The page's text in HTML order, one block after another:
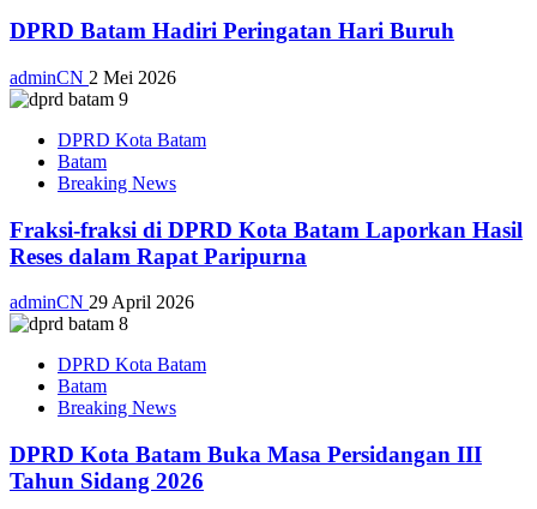
DPRD Batam Hadiri Peringatan Hari Buruh
adminCN 2 Mei 2026
DPRD Kota Batam
Batam
Breaking News
Fraksi-fraksi di DPRD Kota Batam Laporkan Hasil
Reses dalam Rapat Paripurna
adminCN 29 April 2026
DPRD Kota Batam
Batam
Breaking News
DPRD Kota Batam Buka Masa Persidangan III
Tahun Sidang 2026